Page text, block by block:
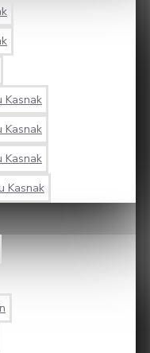
Kasnak
Kasnak
Kasnak
Kasnak